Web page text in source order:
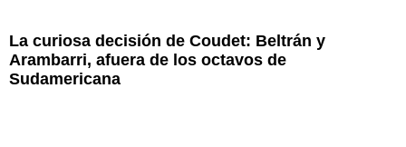
La curiosa decisión de Coudet: Beltrán y
Arambarri, afuera de los octavos de
Sudamericana